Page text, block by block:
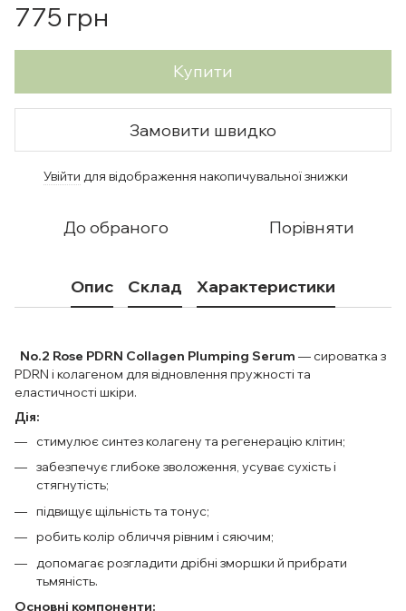
775 грн
Купити
Замовити швидко
Увійти для відображення накопичувальної знижки
До обраного Порівняти
Опис Склад Характеристики
No.2 Rose PDRN Collagen Plumping Serum — сироватка з
PDRN і колагеном для відновлення пружності та
еластичності шкіри.
Дія:
стимулює синтез колагену та регенерацію клітин;
забезпечує глибоке зволоження, усуває сухість і
стягнутість;
підвищує щільність та тонус;
робить колір обличчя рівним і сяючим;
допомагає розгладити дрібні зморшки й прибрати
тьмяність.
Основні компоненти: